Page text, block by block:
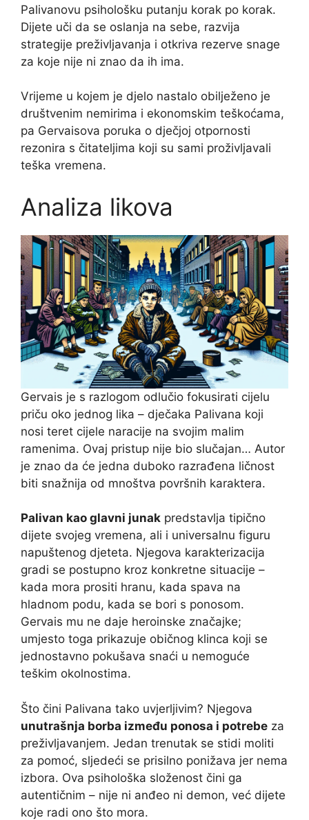
Palivanovu psihološku putanju korak po korak.
Dijete uči da se oslanja na sebe, razvija
strategije preživljavanja i otkriva rezerve snage
za koje nije ni znao da ih ima.
Vrijeme u kojem je djelo nastalo obilježeno je
društvenim nemirima i ekonomskim teškoćama,
pa Gervaisova poruka o dječjoj otpornosti
rezonira s čitateljima koji su sami proživljavali
teška vremena.
Analiza likova
Gervais je s razlogom odlučio fokusirati cijelu
priču oko jednog lika – dječaka Palivana koji
nosi teret cijele naracije na svojim malim
ramenima. Ovaj pristup nije bio slučajan… Autor
je znao da će jedna duboko razrađena ličnost
biti snažnija od mnoštva površnih karaktera.
Palivan kao glavni junak predstavlja tipično
dijete svojeg vremena, ali i universalnu figuru
napuštenog djeteta. Njegova karakterizacija
gradi se postupno kroz konkretne situacije –
kada mora prositi hranu, kada spava na
hladnom podu, kada se bori s ponosom.
Gervais mu ne daje heroinske značajke;
umjesto toga prikazuje običnog klinca koji se
jednostavno pokušava snaći u nemoguće
teškim okolnostima.
Što čini Palivana tako uvjerljivim? Njegova
unutrašnja borba između ponosa i potrebe za
preživljavanjem. Jedan trenutak se stidi moliti
za pomoć, sljedeći se prisilno ponižava jer nema
izbora. Ova psihološka složenost čini ga
autentičnim – nije ni anđeo ni demon, već dijete
koje radi ono što mora.